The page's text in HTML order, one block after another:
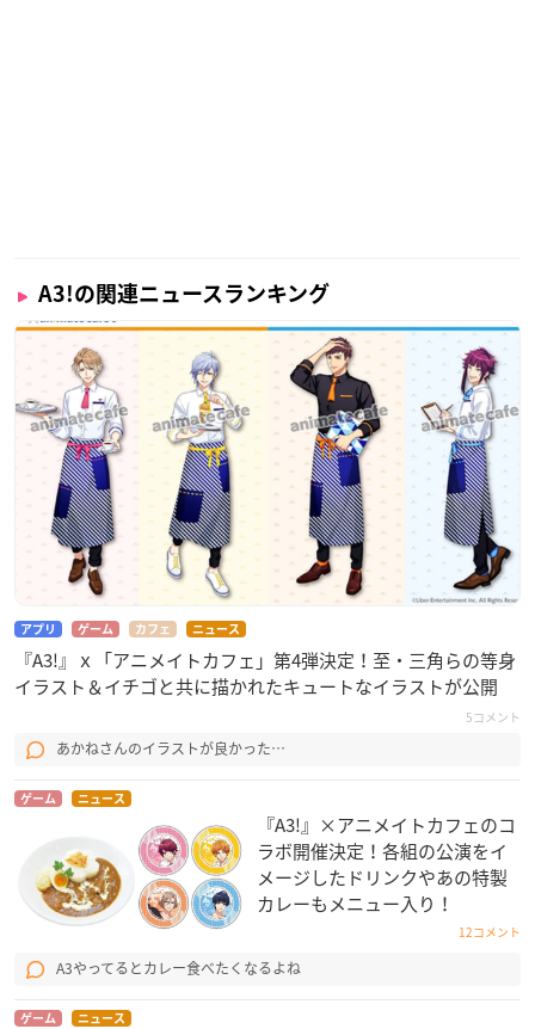
A3!の関連ニュースランキング
アプリ ゲーム カフェ ニュース
『A3!』ｘ「アニメイトカフェ」第4弾決定！至・三角らの等身
イラスト＆イチゴと共に描かれたキュートなイラストが公開
5コメント
あかねさんのイラストが良かった…
ゲーム ニュース
『A3!』×アニメイトカフェのコ
ラボ開催決定！各組の公演をイ
メージしたドリンクやあの特製
カレーもメニュー入り！
12コメント
A3やってるとカレー食べたくなるよね
ゲーム ニュース